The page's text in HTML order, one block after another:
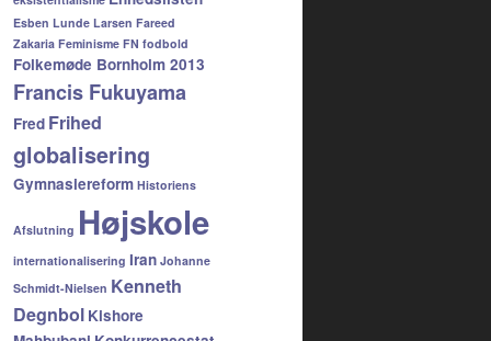
Esben Lunde Larsen Fareed
Zakaria Feminisme FN fodbold
Folkemøde Bornholm 2013
Francis Fukuyama
Fred Frihed
globalisering
Gymnasiereform Historiens
Afslutning Højskole
internationalisering Iran Johanne
Schmidt-Nielsen Kenneth
Degnbol Kishore